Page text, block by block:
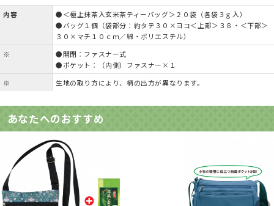
内容
●＜極上抹茶入玄米茶ティーバッグ＞２０袋（各袋３ｇ入）
●バッグ１個（袋部分：約タテ３０×ヨコ＜上部＞３８・＜下部＞
３０×マチ１０ｃｍ／綿・ポリエステル）
※
●開閉：ファスナー式
●ポケット：（内側）ファスナー×１
※
生地の取り方により、柄の出方が異なります。
あなたへのおすすめ